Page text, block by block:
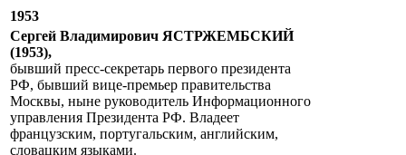
1953
Сергей Владимирович ЯСТРЖЕМБСКИЙ
(1953),
бывший пресс-секретарь первого президента
РФ, бывший вице-премьер правительства
Москвы, ныне руководитель Информационного
управления Президента РФ. Владеет
французским, португальским, английским,
словацким языками.